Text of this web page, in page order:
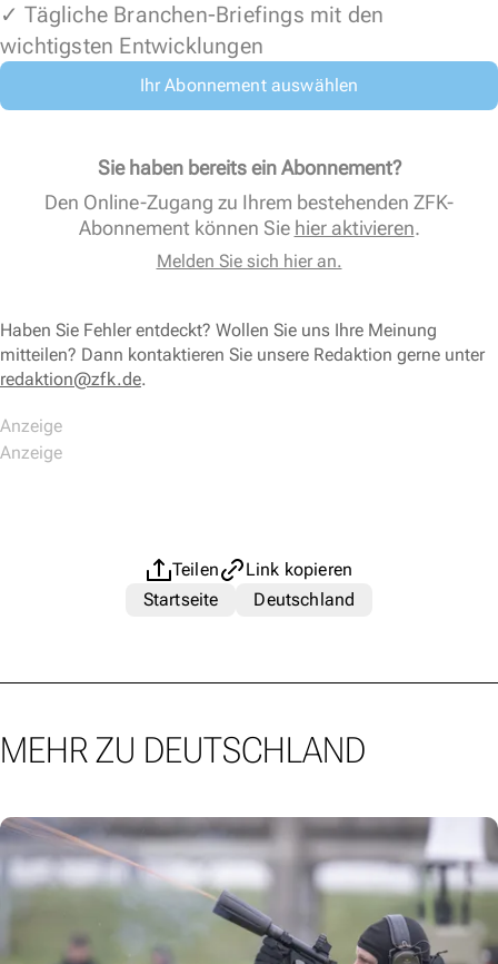
✓ Tägliche Branchen-Briefings mit den
wichtigsten Entwicklungen
Ihr Abonnement auswählen
Sie haben bereits ein Abonnement?
Den Online-Zugang zu Ihrem bestehenden ZFK-
Abonnement können Sie hier aktivieren.
Melden Sie sich hier an.
Haben Sie Fehler entdeckt? Wollen Sie uns Ihre Meinung
mitteilen? Dann kontaktieren Sie unsere Redaktion gerne unter
redaktion@zfk.de.
Teilen
Link kopieren
Startseite
Deutschland
MEHR ZU DEUTSCHLAND